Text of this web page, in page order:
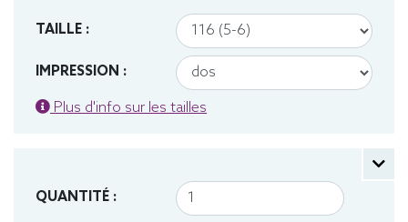
TAILLE :
IMPRESSION :
Plus d'info sur les tailles
QUANTITÉ :